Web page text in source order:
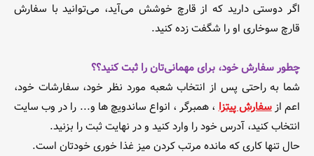
اگر دوستی دارید که از قارچ خوشش می‌آید، می‌توانید با سفارش
قارچ سوخاری او را شگفت زده کنید.
چطور سفارش خود، برای مهمانی‌تان را ثبت کنید؟؟
شما به راحتی پس از انتخاب شعبه مورد نظر خود، سفارشات خود،
اعم ازسفارش پیتزا، همبرگر ، انواع ساندویچ ها و... را در وب سایت
انتخاب کنید، آدرس خود را وارد کنید و در نهایت ثبت را بزنید.
حال تنها کاری که مانده مرتب کردن میز غذا خوری خودتان است.